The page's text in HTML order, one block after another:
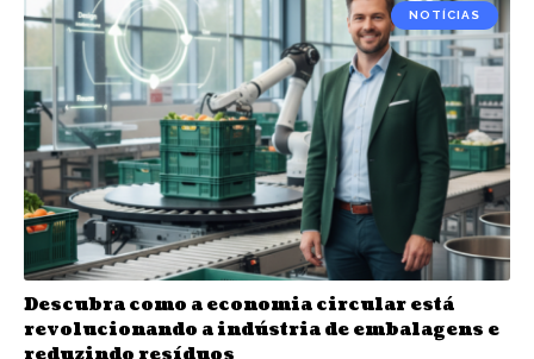
NOTÍCIAS
Descubra como a economia circular está
revolucionando a indústria de embalagens e